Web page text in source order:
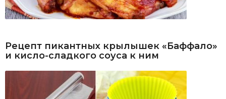
Рецепт пикантных крылышек «Баффало»
и кисло-сладкого соуса к ним